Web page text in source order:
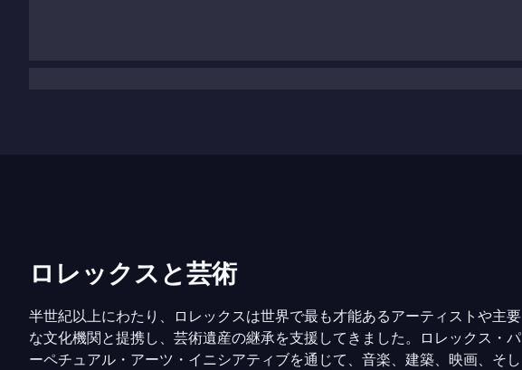
ロレックスと芸術
半世紀以上にわたり、ロレックスは世界で最も才能あるアーティストや主要
な文化機関と提携し、芸術遺産の継承を支援してきました。ロレックス・パ
ーペチュアル・アーツ・イニシアティブを通じて、音楽、建築、映画、そし